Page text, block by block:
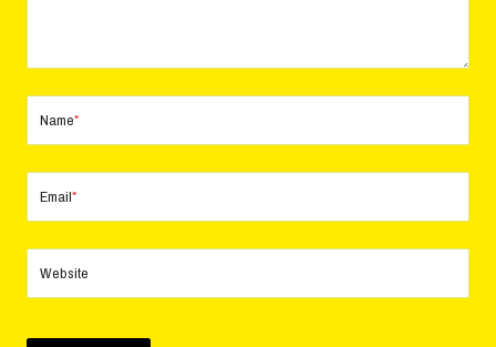
Name*
Email*
Website